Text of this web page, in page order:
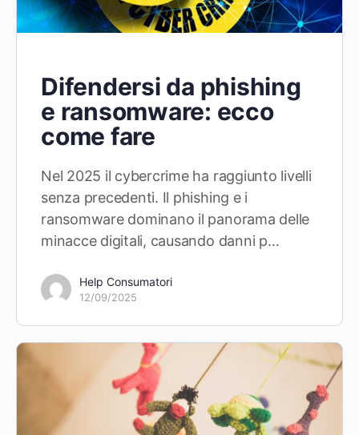
Difendersi da phishing
e ransomware: ecco
come fare
Nel 2025 il cybercrime ha raggiunto livelli
senza precedenti. Il phishing e i
ransomware dominano il panorama delle
minacce digitali, causando danni p…
Help Consumatori
12/09/2025